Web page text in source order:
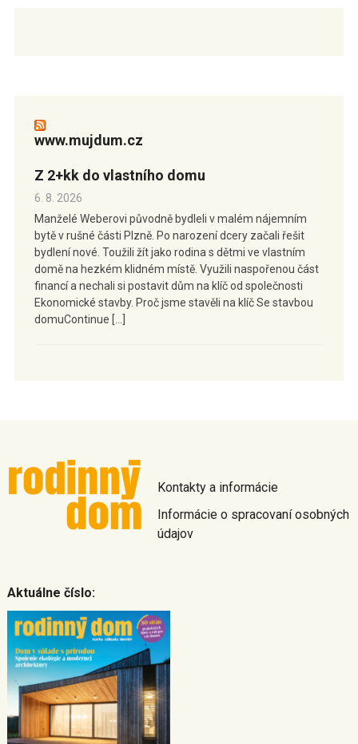
www.mujdum.cz
Z 2+kk do vlastního domu
6. 8. 2026
Manželé Weberovi původně bydleli v malém nájemním
bytě v rušné části Plzně. Po narození dcery začali řešit
bydlení nové. Toužili žít jako rodina s dětmi ve vlastním
domě na hezkém klidném místě. Využili naspořenou část
financí a nechali si postavit dům na klíč od společnosti
Ekonomické stavby. Proč jsme stavěli na klíč Se stavbou
domuContinue […]
Kontakty a informácie
Informácie o spracovaní osobných
údajov
Aktuálne číslo: